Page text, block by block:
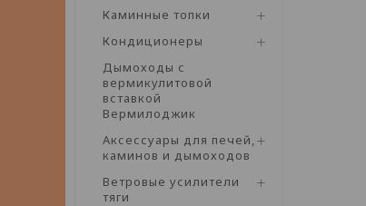
Каминные топки
Кондиционеры
Дымоходы с
вермикулитовой
вставкой
Вермилоджик
Аксессуары для печей,
каминов и дымоходов
Ветровые усилители
тяги